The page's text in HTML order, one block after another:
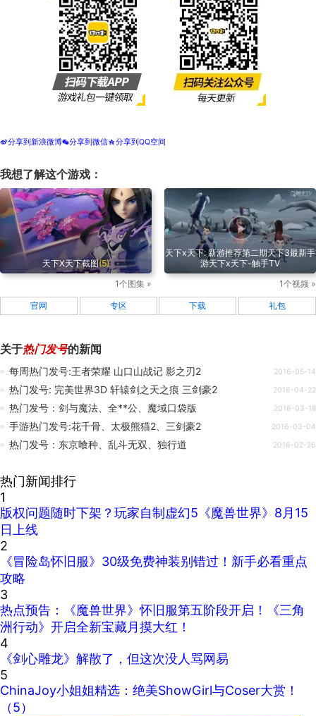
t分享到新浪微博w分享到微信z分享到QQ空间
我想了解这个游戏：
天下X天下截图(5)
1个图集 »
天下x天下: 新游推荐第二期天下3最新手
游天下x天下-触手TV
1个视频 »
官网 专区 下载 礼包
关于热门发号的新闻
每周热门发号:王者荣耀 山口山战记 影之刃2 2016-05-14
热门发号: 完美世界3D 轩辕剑之天之痕 三剑豪2 2016-04-22
热门发号：剑与魔法、全**公、魔域口袋版 2016-03-18
手游热门发号:花千骨、太极熊猫2、三剑豪2 2016-03-04
热门发号：东京喰种、乱斗无双、独行道 2016-02-26
热门新闻排行
1
版权问题随时下架？玩家自制虚幻5《魔兽世界》8月15
日上线
2
《冒险岛怀旧服》30级免费神装别错过！新手必看重点
攻略
3
热点预告：《魔兽世界》怀旧服第五阶段开启！《三角
洲行动》开启全新宝藏月摸大红！
4
《剑心雕龙》解散了，但这次没人骂网易
5
ChinaJoy小姐姐精选：绝美ShowGirl与Coser大赏！
（5）